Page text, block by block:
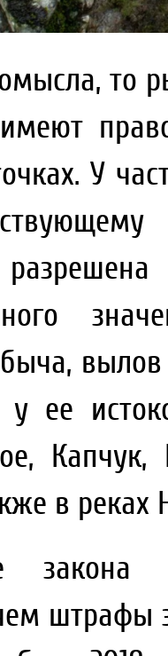
то
имеют
У
у ее
в реках
штрафы